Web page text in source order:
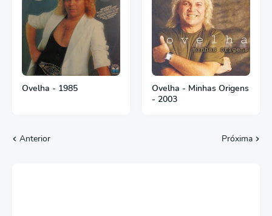
Ovelha - 1985
Ovelha - Minhas Origens
- 2003
Anterior Próxima